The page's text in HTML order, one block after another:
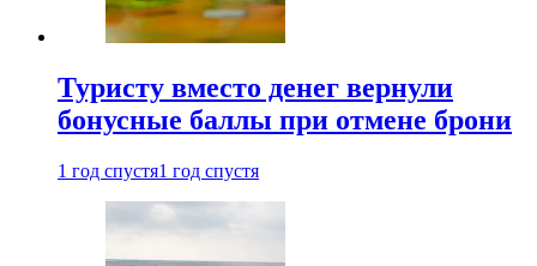
Туристу вместо денег вернули
бонусные баллы при отмене брони
1 год спустя1 год спустя